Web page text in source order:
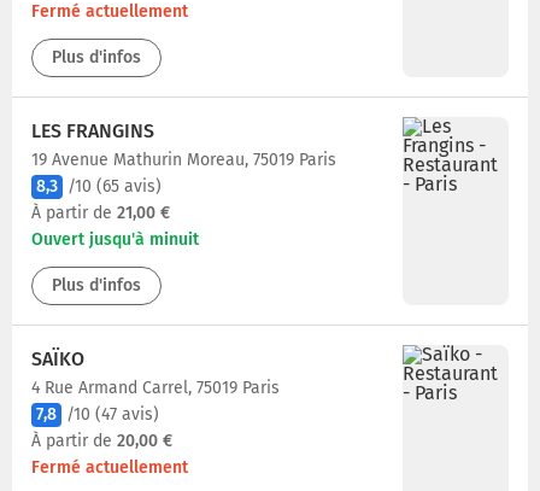
Fermé actuellement
Plus d'infos
LES FRANGINS
19 Avenue Mathurin Moreau, 75019 Paris
8,3 /10 (65 avis)
À partir de 21,00 €
Ouvert jusqu'à minuit
Plus d'infos
SAÏKO
4 Rue Armand Carrel, 75019 Paris
7,8 /10 (47 avis)
À partir de 20,00 €
Fermé actuellement